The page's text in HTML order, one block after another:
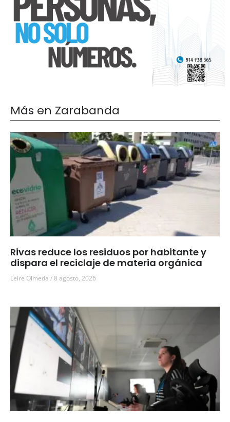
Más en Zarabanda
Rivas reduce los residuos por habitante y
dispara el reciclaje de materia orgánica
Leire Olmeda 8 agosto, 2026